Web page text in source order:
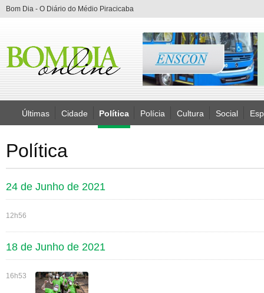
Bom Dia - O Diário do Médio Piracicaba
Últimas Cidade Política Polícia Cultura Social
Política
24 de Junho de 2021
12h56
18 de Junho de 2021
16h53